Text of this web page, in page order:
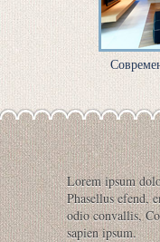
Lorem ipsum
Phasellus efend,
odio convallis,
sapien ipsum.